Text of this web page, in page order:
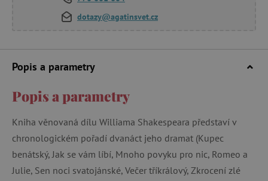
dotazy@agatinsvet.cz
Popis a parametry
Popis a parametry
Kniha věnovaná dílu Williama Shakespeara představí v
chronologickém pořadí dvanáct jeho dramat (Kupec
benátský, Jak se vám líbí, Mnoho povyku pro nic, Romeo a
Julie, Sen noci svatojánské, Večer tříkrálový, Zkrocení zlé